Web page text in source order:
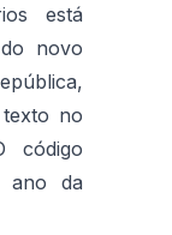
está
novo
no
código
ano da